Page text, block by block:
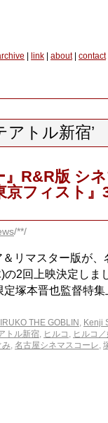
link about| contact
アトル新宿’
R&R版 シ
京フィスト』
/**/
リマスター版が、
2回上映決定しま
塚本晋也監督特
THE GOBLIN , Kenji
トル新宿, ヒルコ , ヒルコ
み, 名古屋シネマスコーレ,